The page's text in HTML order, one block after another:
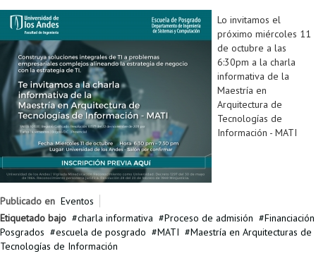
Lo invitamos el
próximo miércoles 11
de octubre a las
6:30pm a la charla
informativa de la
Maestría en
Arquitectura de
Tecnologías de
Información - MATI
Publicado en Eventos
Etiquetado bajo
charla informativa Proceso de admisión
Financiación
Posgrados
escuela de posgrado MATI
Maestría en Arquitecturas de
Tecnologías de Información